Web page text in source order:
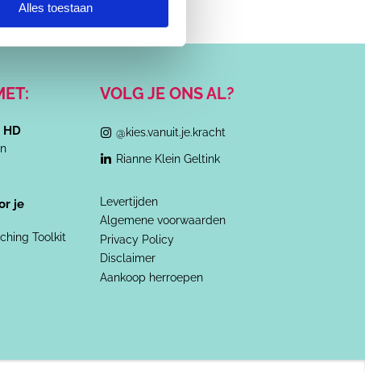
Alles toestaan
je
Toolkit
VOLG JE ONS AL?
@kies.vanuit.je.kracht
Rianne Klein Geltink
Levertijden
Algemene voorwaarden
Privacy Policy
Disclaimer
Aankoop herroepen